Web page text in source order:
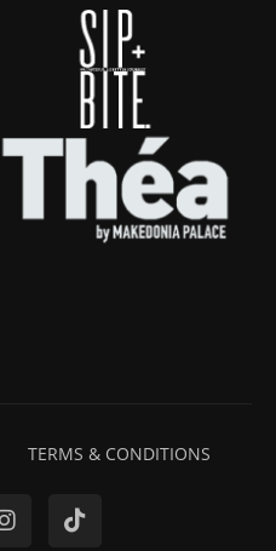
TERMS & CONDITIONS